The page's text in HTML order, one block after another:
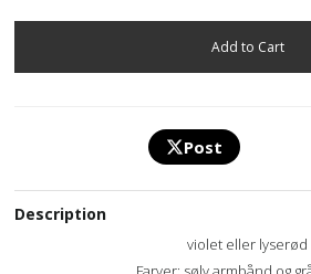
Post
Description
violet eller lyserød